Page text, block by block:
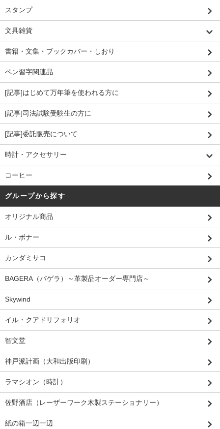
スタンプ
文具雑貨
書籍・文集・ブックカバー・しおり
ペン習字関連品
[記事]はじめて万年筆を使われる方に
[記事]司法試験受験生の方に
[記事]委託販売について
時計・アクセサリー
コーヒー
グループから探す
オリジナル商品
ル・ボナー
カンダミサコ
BAGERA（バゲラ）～革製品オーダー専門店～
Skywind
イル・クアドリフォリオ
智文堂
神戸派計画（大和出版印刷）
ラマシオン（時計）
佐野酒店（レーザーワーク木製ステーショナリー）
紙の箱一辺一辺